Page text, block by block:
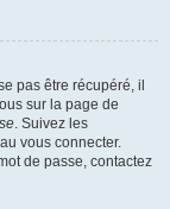
pas être récupéré, il
sur la page de
. Suivez les
vous connecter.
de passe, contactez